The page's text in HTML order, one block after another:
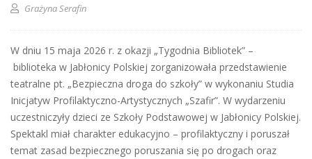
Grażyna Serafin
W dniu 15 maja 2026 r. z okazji „Tygodnia Bibliotek” –
biblioteka w Jabłonicy Polskiej zorganizowała przedstawienie
teatralne pt. „Bezpieczna droga do szkoły” w wykonaniu Studia
Inicjatyw Profilaktyczno-Artystycznych „Szafir”. W wydarzeniu
uczestniczyły dzieci ze Szkoły Podstawowej w Jabłonicy Polskiej.
Spektakl miał charakter edukacyjno – profilaktyczny i poruszał
temat zasad bezpiecznego poruszania się po drogach oraz